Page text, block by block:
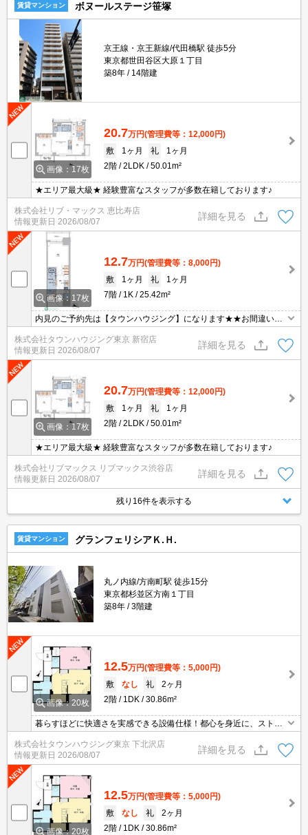
賃貸マンション ボヌールステージ笹塚
京王線・京王新線/代田橋駅 徒歩5分
東京都世田谷区大原１丁目
築8年
14階建
画像：17枚
20.7万円(管理費等：12,000円)
敷
1ヶ月 礼
1ヶ月
2階
2LDK 50.01m²
★エリア最大級★ 経験豊富なスタッフが多数在籍しております♪
株式会社リブ・マックス 恵比寿店
情報更新日 2026/08/07
詳細を見る
画像：17枚
12.7万円(管理費等：8,000円)
敷
1ヶ月 礼
1ヶ月
7階
1K 25.42m²
内見のご予約先は【タウンハウジング】になります★★お間違いな
く♪
株式会社タウンハウジング東京 新宿店
情報更新日 2026/08/07
詳細を見る
画像：17枚
20.7万円(管理費等：12,000円)
敷
1ヶ月 礼
1ヶ月
2階
2LDK 50.01m²
★エリア最大級★ 経験豊富なスタッフが多数在籍しております♪
株式会社リブマックス リブマックス渋谷店
情報更新日 2026/08/07
詳細を見る
残り16件を表示する
賃貸マンション グランフェリシアＫ.Ｈ.
丸ノ内線/方南町駅 徒歩15分
東京都杉並区方南１丁目
築8年
3階建
画像：20枚
12.5万円(管理費等：5,000円)
敷
なし 礼
2ヶ月
2階
1DK 30.86m²
暮らすほどに快適さを実感できる設備仕様！都心を身近に、ストレ
スフリーな暮らしを楽しむ！住むほどに愛着が深まる暮らしやすい
街！！
株式会社タウンハウジング東京 下北沢店
情報更新日 2026/08/07
詳細を見る
画像：20枚
12.5万円(管理費等：5,000円)
敷
なし 礼
2ヶ月
2階
1DK 30.86m²